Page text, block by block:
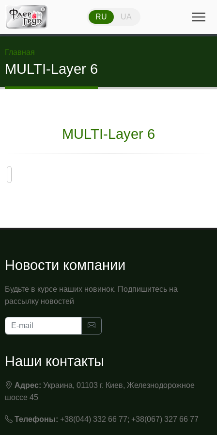
RU UA RU UA
Главная
MULTI-Layer 6
MULTI-Layer 6
Новости компании
Будьте в курсе наших новинок. Подпишитесь на
рассылку новостей
Наши контакты
Адрес: Украина, 01103 г. Киев, Железнодорожное
шоссе 45
Телефоны: +38(044) 332 66 77; +38(067) 327 66 77